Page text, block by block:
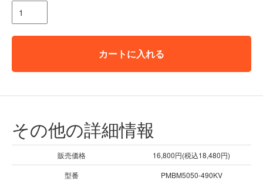
カートに入れる
その他の詳細情報
販売価格
16,800円(税込18,480円)
型番
PMBM5050-490KV